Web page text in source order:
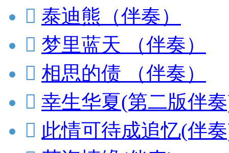
 泰迪熊（伴奏）
 梦里蓝天 （伴奏）
 相思的债 （伴奏）
 幸生华夏(第二版伴
 此情可待成追忆(伴